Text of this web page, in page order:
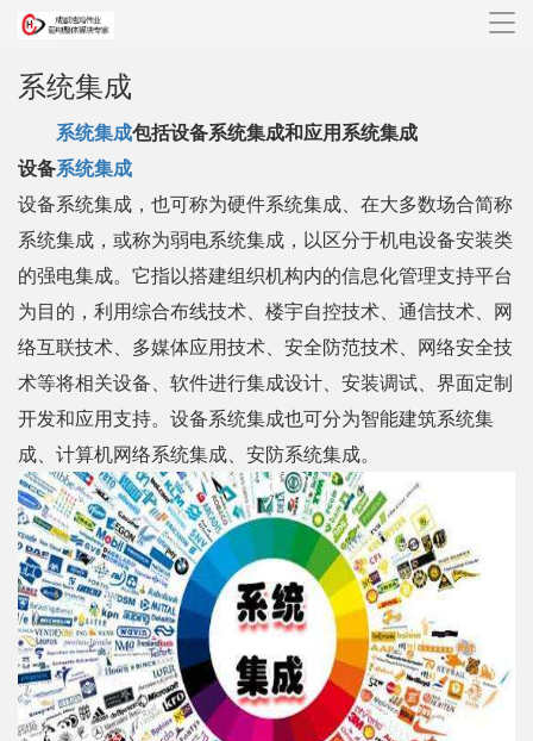
导
系统集成
系统集成包括设备系统集成和应用系统集成
设备系统集成
设备系统集成，也可称为硬件系统集成、在大多数场合简称
系统集成，或称为弱电系统集成，以区分于机电设备安装类
的强电集成。它指以搭建组织机构内的信息化管理支持平台
为目的，利用综合布线技术、楼宇自控技术、通信技术、网
络互联技术、多媒体应用技术、安全防范技术、网络安全技
术等将相关设备、软件进行集成设计、安装调试、界面定制
开发和应用支持。设备系统集成也可分为智能建筑系统集
成、计算机网络系统集成、安防系统集成。